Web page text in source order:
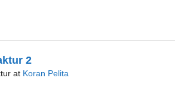
2
at Koran Pelita